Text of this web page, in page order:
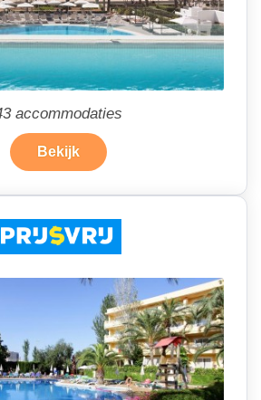
accommodaties
Bekijk